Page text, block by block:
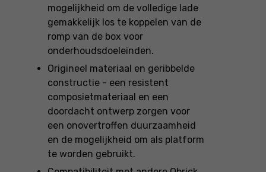
mogelijkheid om de volledige lade
gemakkelijk los te koppelen van de
romp van de box voor
onderhoudsdoeleinden.
Origineel materiaal en geribbelde
constructie - een resistent
composietmateriaal en een
doordacht ontwerp zorgen voor
een onovertroffen duurzaamheid
en de mogelijkheid om als platform
te worden gebruikt.